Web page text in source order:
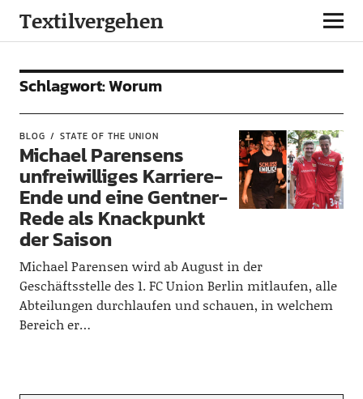
Textilvergehen
Schlagwort:Worum
BLOG STATE OF THE UNION
Michael Parensens
unfreiwilliges Karriere-
Ende und eine Gentner-
Rede als Knackpunkt
der Saison
Michael Parensen wird ab August in der
Geschäftsstelle des 1. FC Union Berlin mitlaufen, alle
Abteilungen durchlaufen und schauen, in welchem
Bereich er…